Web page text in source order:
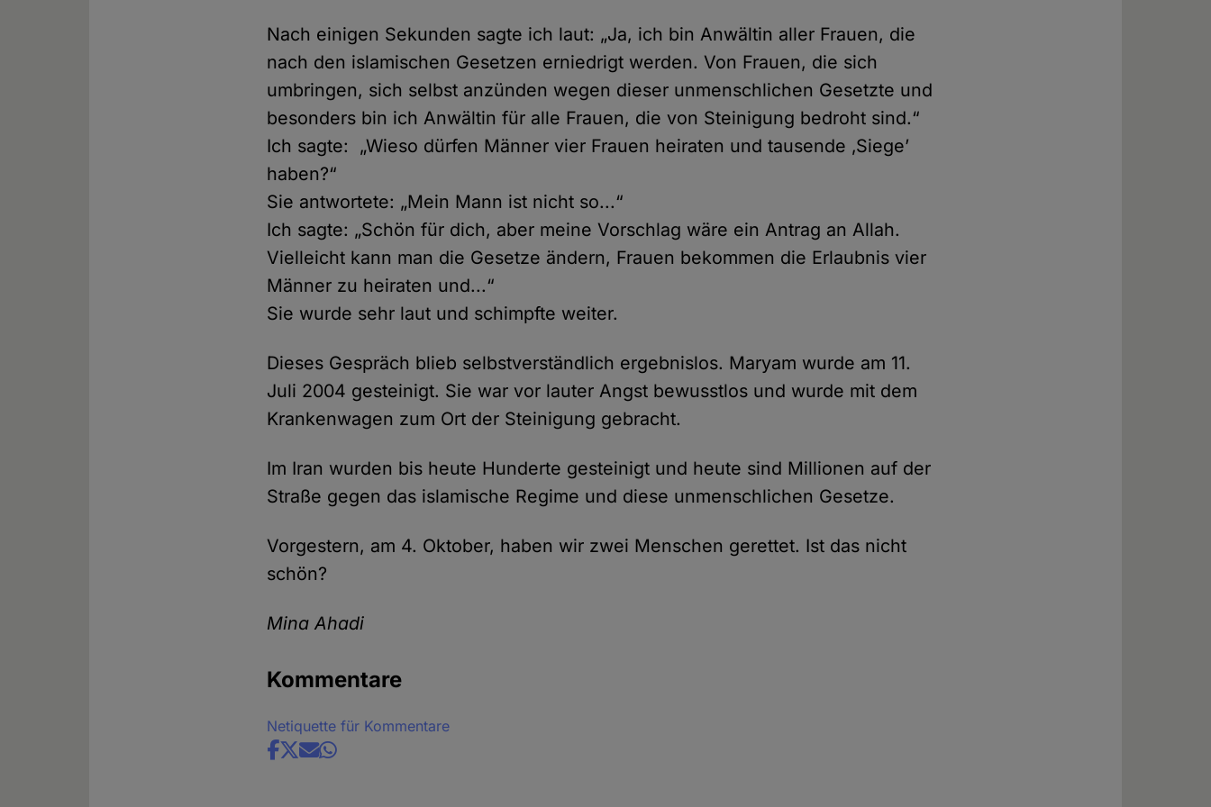
Nach einigen Sekunden sagte ich laut: „Ja, ich bin Anwältin aller Frauen, die
nach den islamischen Gesetzen erniedrigt werden. Von Frauen, die sich
umbringen, sich selbst anzünden wegen dieser unmenschlichen Gesetzte und
besonders bin ich Anwältin für alle Frauen, die von Steinigung bedroht sind.“
Ich sagte: „Wieso dürfen Männer vier Frauen heiraten und tausende ‚Siege’
haben?“
Sie antwortete: „Mein Mann ist nicht so...“
Ich sagte: „Schön für dich, aber meine Vorschlag wäre ein Antrag an Allah.
Vielleicht kann man die Gesetze ändern, Frauen bekommen die Erlaubnis vier
Männer zu heiraten und...“
Sie wurde sehr laut und schimpfte weiter.
Dieses Gespräch blieb selbstverständlich ergebnislos. Maryam wurde am 11.
Juli 2004 gesteinigt. Sie war vor lauter Angst bewusstlos und wurde mit dem
Krankenwagen zum Ort der Steinigung gebracht.
Im Iran wurden bis heute Hunderte gesteinigt und heute sind Millionen auf der
Straße gegen das islamische Regime und diese unmenschlichen Gesetze.
Vorgestern, am 4. Oktober, haben wir zwei Menschen gerettet. Ist das nicht
schön?
Mina Ahadi
Kommentare
Netiquette für Kommentare
Share